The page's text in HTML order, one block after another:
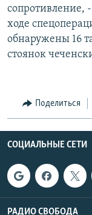
СОЦИАЛЬНЫЕ СЕТИ
сопротивление,
ходе
обнаружены 16
стоянок
Поделиться
СОЦИАЛЬНЫЕ СЕТИ
РАДИО СВОБОДА